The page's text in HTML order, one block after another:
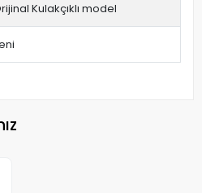
Kulakçıklı model